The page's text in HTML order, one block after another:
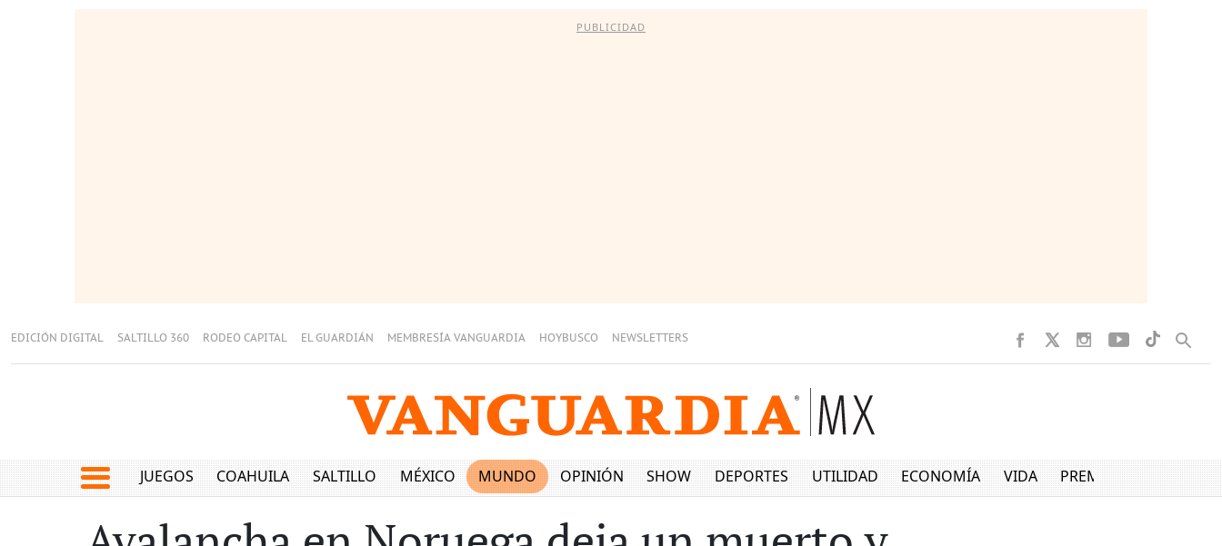
PUBLICIDAD
EDICIÓN DIGITAL SALTILLO 360 RODEO CAPITAL EL GUARDIÁN MEMBRESÍA VANGUARDIA HOYBUSCO NEWSLETTERS
JUEGOS COAHUILA SALTILLO MÉXICO MUNDO OPINIÓN SHOW DEPORTES UTILIDAD ECONOMÍA VIDA PREMIUM